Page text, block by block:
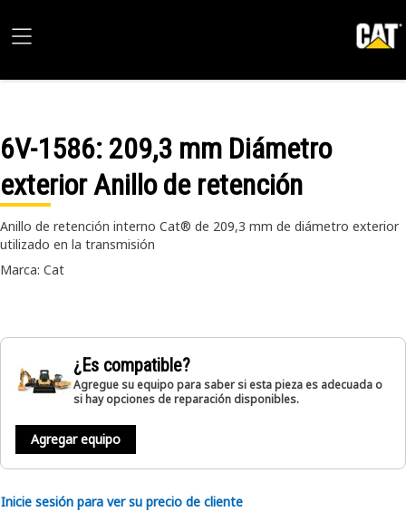
6V-1586: 209,3 mm Diámetro
exterior Anillo de retención
Anillo de retención interno Cat® de 209,3 mm de diámetro exterior
utilizado en la transmisión
Marca: Cat
¿Es compatible?
Agregue su equipo para saber si esta pieza es adecuada o
si hay opciones de reparación disponibles.
Agregar equipo
Inicie sesión para ver su precio de cliente